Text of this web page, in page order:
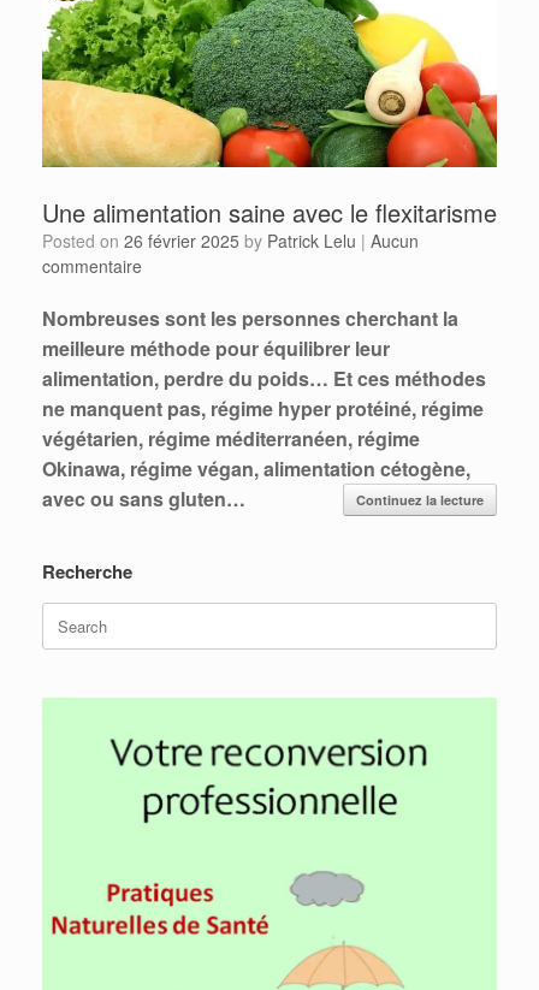
Une alimentation saine avec le flexitarisme
Posted on 26 février 2025 by Patrick Lelu | Aucun
commentaire
Nombreuses sont les personnes cherchant la
meilleure méthode pour équilibrer leur
alimentation, perdre du poids… Et ces méthodes
ne manquent pas, régime hyper protéiné, régime
végétarien, régime méditerranéen, régime
Okinawa, régime végan, alimentation cétogène,
avec ou sans gluten…
Continuez la lecture
Recherche
Search
for: